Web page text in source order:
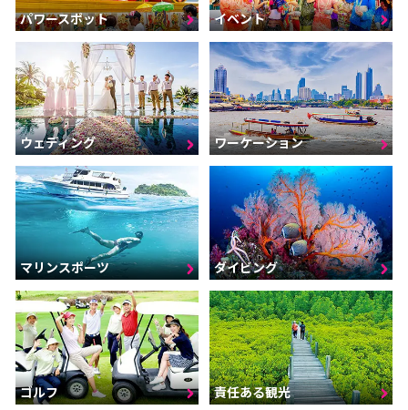
パワースポット イベント
ウェディング ワーケーション
マリンスポーツ ダイビング
ゴルフ 責任ある観光